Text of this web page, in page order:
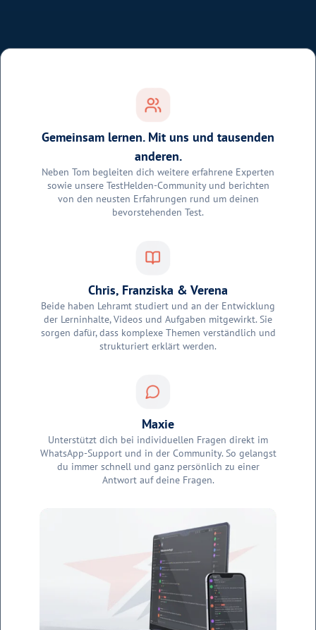
Gemeinsam lernen. Mit uns und tausenden
anderen.
Neben Tom begleiten dich weitere erfahrene Experten
sowie unsere TestHelden-Community und berichten
von den neusten Erfahrungen rund um deinen
bevorstehenden Test.
Chris, Franziska & Verena
Beide haben Lehramt studiert und an der Entwicklung
der Lerninhalte, Videos und Aufgaben mitgewirkt. Sie
sorgen dafür, dass komplexe Themen verständlich und
strukturiert erklärt werden.
Maxie
Unterstützt dich bei individuellen Fragen direkt im
WhatsApp-Support und in der Community. So gelangst
du immer schnell und ganz persönlich zu einer
Antwort auf deine Fragen.